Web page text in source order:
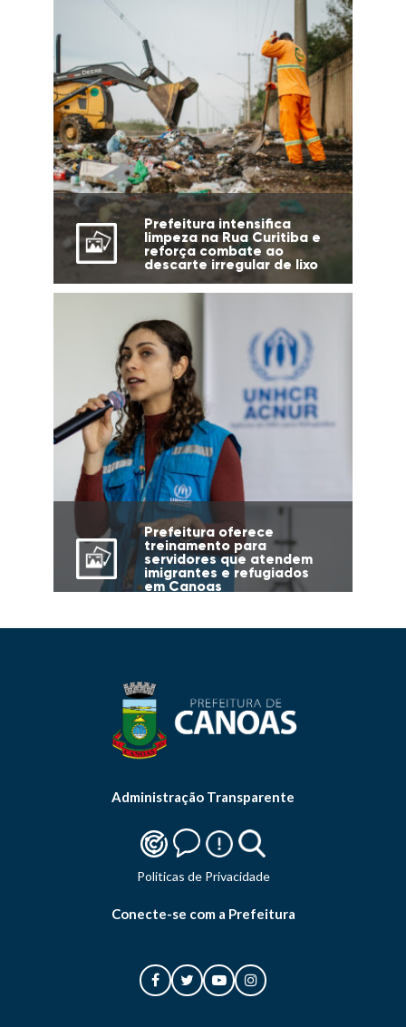
Prefeitura intensifica
limpeza na Rua Curitiba e
reforça combate ao
descarte irregular de lixo
Prefeitura oferece
treinamento para
servidores que atendem
imigrantes e refugiados
em Canoas
Administração Transparente
Politicas de Privacidade
Conecte-se com a Prefeitura